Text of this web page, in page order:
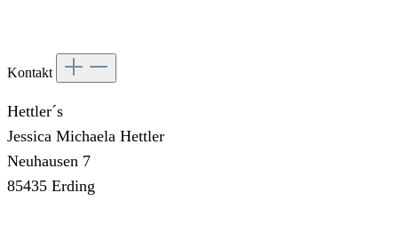
Kontakt
Hettler´s
Jessica Michaela Hettler
Neuhausen 7
85435 Erding